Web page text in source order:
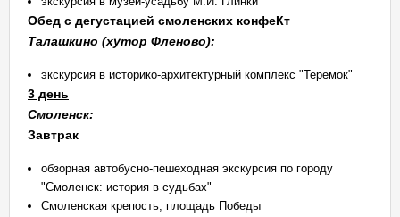
Обед с дегустацией смоленских конфеКт
Талашкино (хутор Фленово):
экскурсия в историко-архитектурный комплекс "Теремок"
3 день
Смоленск:
Завтрак
обзорная автобусно-пешеходная экскурсия по городу
"Смоленск: история в судьбах"
Смоленская крепость, площадь Победы